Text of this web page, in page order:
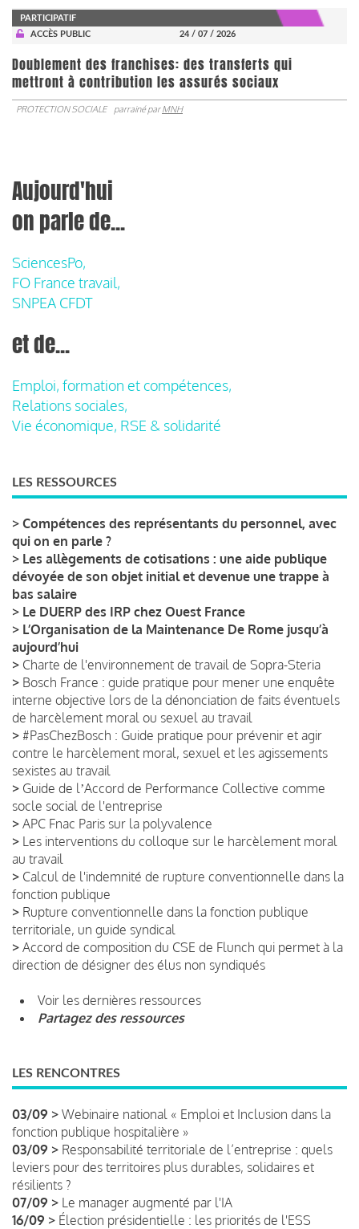
PARTICIPATIF
ACCÈS PUBLIC
24 / 07 / 2026
Doublement des franchises: des transferts qui
mettront à contribution les assurés sociaux
PROTECTION SOCIALE parrainé parMNH
Aujourd'hui
on parle de...
SciencesPo,
FO France travail,
SNPEA CFDT
et de...
Emploi, formation et compétences,
Relations sociales,
Vie économique, RSE & solidarité
LES RESSOURCES
> Compétences des représentants du personnel, avec
qui on en parle ?
> Les allègements de cotisations : une aide publique
dévoyée de son objet initial et devenue une trappe à
bas salaire
> Le DUERP des IRP chez Ouest France
> L’Organisation de la Maintenance De Rome jusqu’à
aujourd’hui
> Charte de l'environnement de travail de Sopra-Steria
> Bosch France : guide pratique pour mener une enquête
interne objective lors de la dénonciation de faits éventuels
de harcèlement moral ou sexuel au travail
> #PasChezBosch : Guide pratique pour prévenir et agir
contre le harcèlement moral, sexuel et les agissements
sexistes au travail
> Guide de lʼAccord de Performance Collective comme
socle social de l'entreprise
> APC Fnac Paris sur la polyvalence
> Les interventions du colloque sur le harcèlement moral
au travail
> Calcul de l'indemnité de rupture conventionnelle dans la
fonction publique
> Rupture conventionnelle dans la fonction publique
territoriale, un guide syndical
> Accord de composition du CSE de Flunch qui permet à la
direction de désigner des élus non syndiqués
Voir les dernières ressources
Partagez des ressources
LES RENCONTRES
03/09 > Webinaire national « Emploi et Inclusion dans la
fonction publique hospitalière »
03/09 > Responsabilité territoriale de l’entreprise : quels
leviers pour des territoires plus durables, solidaires et
résilients ?
07/09 > Le manager augmenté par l'IA
16/09 > Élection présidentielle : les priorités de l'ESS